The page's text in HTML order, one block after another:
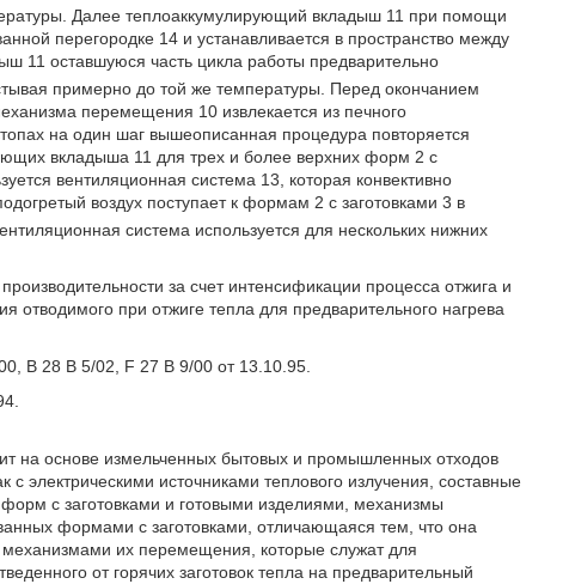
Далее теплоаккумулирующий вкладыш 11 при помощи
перегородке 14 и устанавливается в пространство между
11 оставшуюся часть цикла работы предварительно
примерно до той же температуры. Перед окончанием
перемещения 10 извлекается из печного
на один шаг вышеописанная процедура повторяется
вкладыша 11 для трех и более верхних форм 2 с
вентиляционная система 13, которая конвективно
воздух поступает к формам 2 с заготовками 3 в
система используется для нескольких нижних
за счет интенсификации процесса отжига и
отводимого при отжиге тепла для предварительного нагрева
В 28 В 5/02, F 27 В 9/00 от 13.10.95.
на основе измельченных бытовых и промышленных отходов
электрическими источниками теплового излучения, составные
с заготовками и готовыми изделиями, механизмы
формами с заготовками, отличающаяся тем, что она
их перемещения, которые служат для
от горячих заготовок тепла на предварительный